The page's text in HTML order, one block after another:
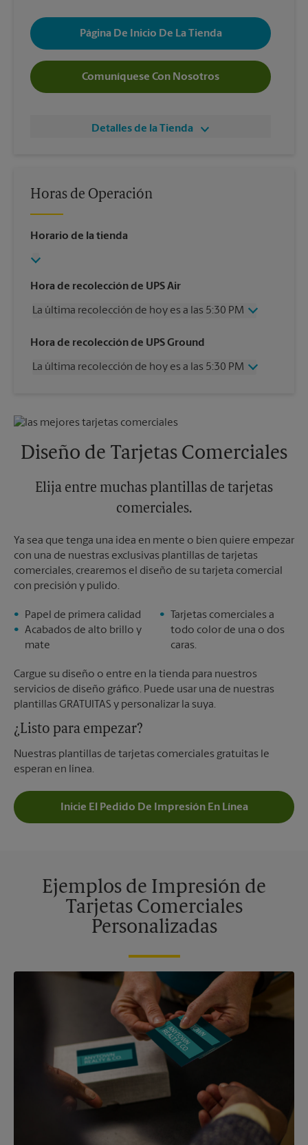
Página De Inicio De La Tienda
Comuníquese Con Nosotros
Detalles de la Tienda
Horas de Operación
Horario de la tienda
Hora de recolección de UPS Air
La última recolección de hoy es a las 5:30 PM
Miércoles
5:30 PM
Viernes
5:30 PM
Martes
Hora de recolección de UPS Ground
La última recolección de hoy es a las 5:30 PM
Viernes
5:30 PM
Domingo
Sin Recolección
Martes
5:30 PM
Diseño de Tarjetas Comerciales
Elija entre muchas plantillas de tarjetas
comerciales.
Ya sea que tenga una idea en mente o bien quiere empezar
con una de nuestras exclusivas plantillas de tarjetas
comerciales, crearemos el diseño de su tarjeta comercial
con precisión y pulido.
Papel de primera calidad
Acabados de alto brillo y
mate
Tarjetas comerciales a
todo color de una o dos
caras.
Cargue su diseño o entre en la tienda para nuestros
servicios de diseño gráfico. Puede usar una de nuestras
plantillas GRATUITAS y personalizar la suya.
¿Listo para empezar?
Nuestras plantillas de tarjetas comerciales gratuitas le
esperan en línea.
Inicie El Pedido De Impresión En Línea
Ejemplos de Impresión de
Tarjetas Comerciales
Personalizadas